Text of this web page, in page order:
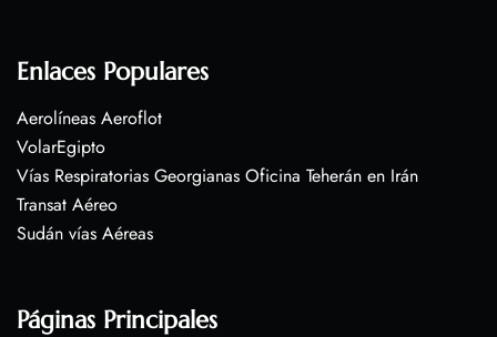
Enlaces Populares
Aerolíneas Aeroflot
VolarEgipto
Vías Respiratorias Georgianas Oficina Teherán en Irán
Transat Aéreo
Sudán vías Aéreas
Páginas Principales